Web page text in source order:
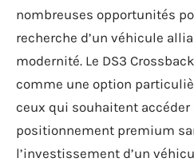
nombreuses opportunités
recherche d’un véhicule
modernité. Le DS3
comme une option
ceux qui souhaitent accéder
positionnement premium
l’investissement d’un